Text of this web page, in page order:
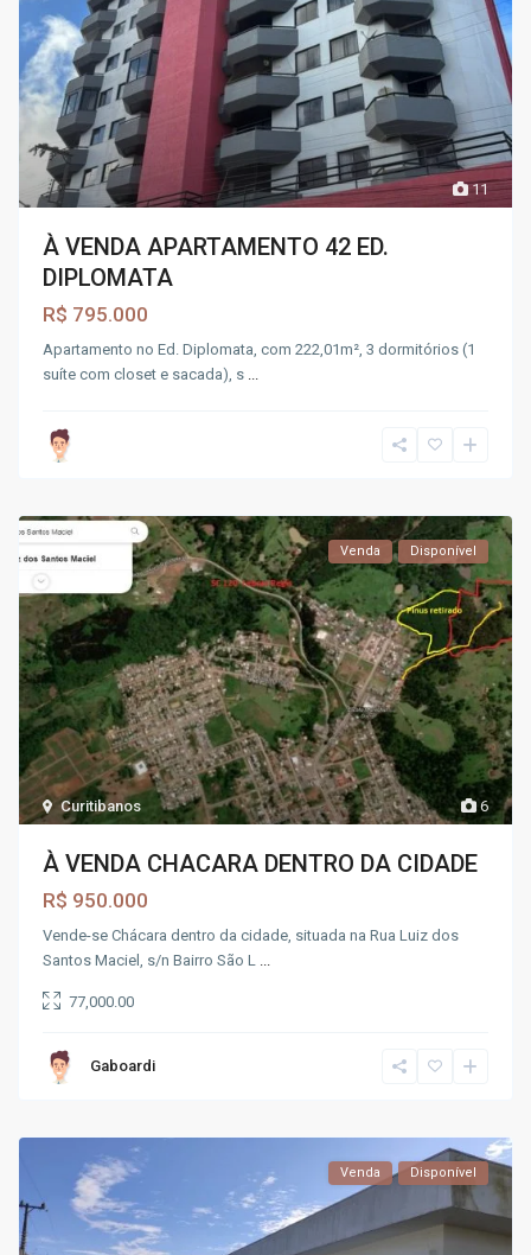
11
À VENDA APARTAMENTO 42 ED.
DIPLOMATA
R$ 795.000
Apartamento no Ed. Diplomata, com 222,01m², 3 dormitórios (1
suíte com closet e sacada), s
6
Curitibanos
Venda Disponível
À VENDA CHACARA DENTRO DA CIDADE
R$ 950.000
Vende-se Chácara dentro da cidade, situada na Rua Luiz dos
Santos Maciel, s/n Bairro São L
77,000.00
Gaboardi
Venda Disponível